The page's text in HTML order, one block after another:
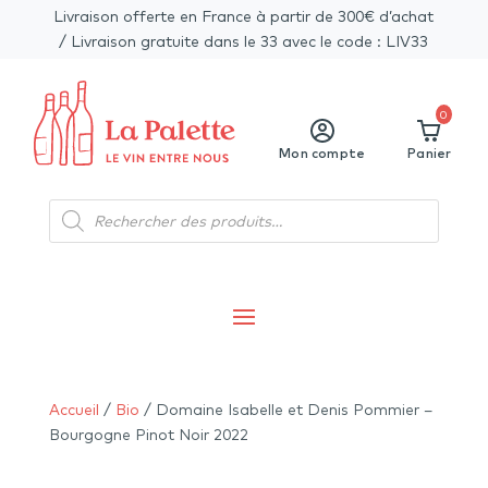
Livraison offerte en France à partir de 300€ d’achat
/ Livraison gratuite dans le 33 avec le code : LIV33
Mon compte Panier
0
Recherche
de
produits
Accueil / Bio / Domaine Isabelle et Denis Pommier –
Bourgogne Pinot Noir 2022